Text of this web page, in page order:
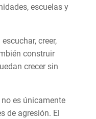
escuelas y
creer,
construir
crecer sin
es únicamente
de agresión. El